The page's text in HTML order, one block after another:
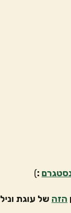
:
)
הזה של עוגת וניל